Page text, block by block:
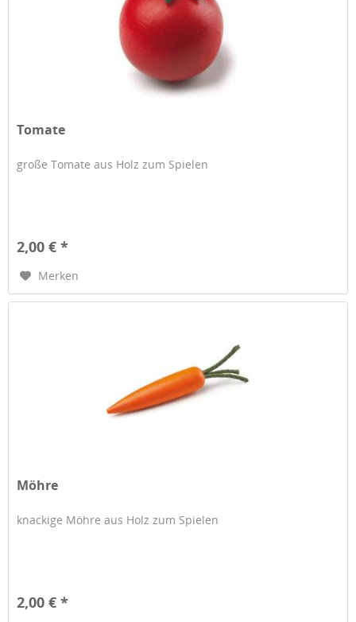
Tomate
große Tomate aus Holz zum Spielen
2,00 € *
Merken
Möhre
knackige Möhre aus Holz zum Spielen
2,00 € *